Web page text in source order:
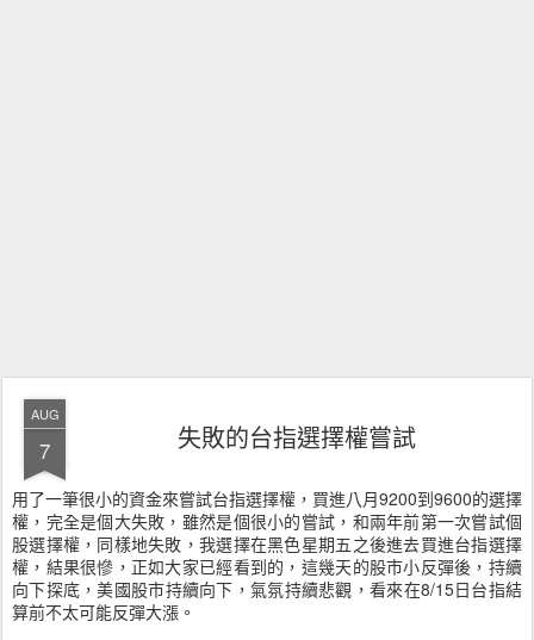
AUG
7 失敗的台指選擇權嘗試
用了一筆很小的資金來嘗試台指選擇權，買進八月9200到9600的選擇
權，完全是個大失敗，雖然是個很小的嘗試，和兩年前第一次嘗試個
股選擇權，同樣地失敗，我選擇在黑色星期五之後進去買進台指選擇
權，結果很慘，正如大家已經看到的，這幾天的股市小反彈後，持續
向下探底，美國股市持續向下，氣氛持續悲觀，看來在8/15日台指結
算前不太可能反彈大漲。